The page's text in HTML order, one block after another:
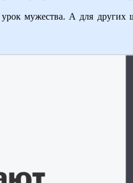
мужества. А для